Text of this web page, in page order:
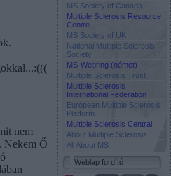
nem
Nekem Ő
MS Society of Canada
Multiple Sclerosis Resource
Centre
MS Society of UK
National Multiple Sclerosis
Society
MS-Webring (német)
Multiple Sclerosis Trust
Multiple Sclerosis
International Federation
European Multiple Sclerosis
Platform
Multiple Sclerosis Central
About Multiple Sclerosis
All About MS
Weblap fordító